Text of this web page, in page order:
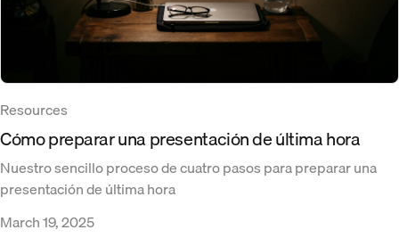
Resources
Cómo preparar una presentación de última hora
Nuestro sencillo proceso de cuatro pasos para preparar una
presentación de última hora
March 19, 2025